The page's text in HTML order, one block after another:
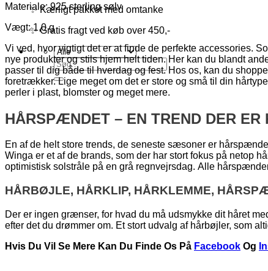
✨ Kærligt pakket med omtanke
✨ Gratis fragt ved køb over 450,-
Søg
efter:
Materiale: 925 sterling sølv
Vægt: 1,0 g
Vi ved, hvor vigtigt det er at finde de perfekte accessories.
nye produkter og stils hjem helt tiden. Her kan du blandt
passer til dig både til hverdag og fest. Hos os, kan du
foretrækker. Lige meget om det er store og små til din
perler i plast, blomster og meget mere.
HÅRSPÆNDET – EN TREND DER ER
En af de helt store trends, de seneste sæsoner er
Winga er et af de brands, som der har stort fokus på netop
optimistisk solstråle på en grå regnvejrsdag. Alle
HÅRBØJLE, HÅRKLIP, HÅRKLEMME,
Der er ingen grænser, for hvad du må udsmykke dit håret
efter det du drømmer om. Et stort udvalg af hårbøjler, som
Hvis Du Vil Se Mere Kan Du Finde Os På Facebook Og